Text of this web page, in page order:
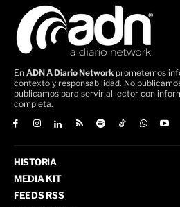
En ADN A Diario Network prometemos
contexto y responsabilidad. No
publicamos para servir al lector con
completa.
HISTORIA
MEDIA KIT
FEEDS RSS